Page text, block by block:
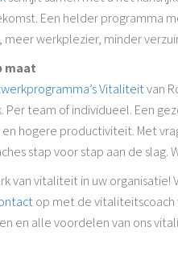
Een helder programma
meer werkplezier, minder
maat
Vitaliteitvan
Per team of individueel. Een
en hogere productiviteit. Met
stap voor stap aan de slag.
van vitaliteit in uw organisatie!
op met de vitaliteitscoach
en alle voordelen van ons